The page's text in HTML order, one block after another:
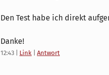
Den Test habe ich direkt
Danke!
12:43 Link Antwort